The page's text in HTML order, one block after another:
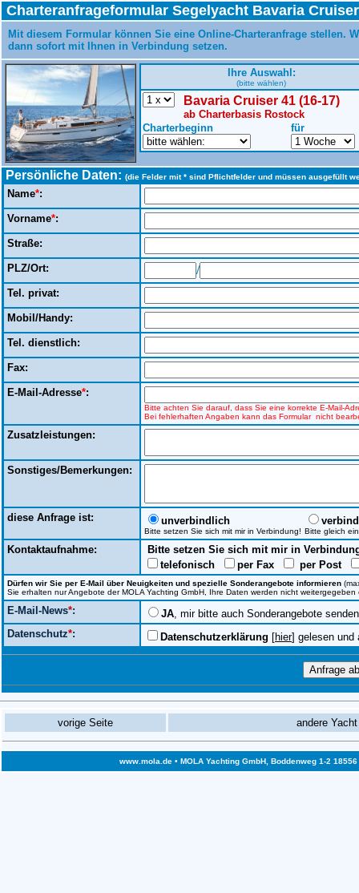
Charteranfrageformular Segelyacht Bavaria
Mit diesem Formular können Sie eine Online-Charteranfrage
dann sofort mit Ihnen in Verbindung setzen.
Ihre Auswahl:
(bitte wählen)
Bavaria Cruiser 41 (16-17)
ab Charterbasis Rostock
Charterbeginn
für
Persönliche Daten: (die Felder mit * sind Pflichtfelder und müssen ausgefüllt
Name*:
Vorname*:
Straße:
PLZ/Ort: /
Tel. privat:
Mobil/Handy:
Tel. dienstlich:
Fax:
E-Mail-Adresse*:
Bitte achten Sie darauf, dass Sie eine korrekte E-Mail-
Bei fehlerhaften Angaben kann das Formular nicht
Zusatzleistungen:
Sonstiges/Bemerkungen:
diese Anfrage ist: unverbindlich
Bitte setzen Sie sich mit mir in Verbindung! Bitte gleich
Kontaktaufnahme:
Bitte setzen Sie sich mit mir in
telefonisch
per Fax per Post
Dürfen wir Sie per E-Mail über Neuigkeiten und spezielle Sonderangebote informieren
Sie erhalten nur Angebote der MOLA Yachting GmbH, Ihre Daten werden nicht
E-Mail-News*: JA, mir bitte auch Sonderangebote
Datenschutz*: Datenschutzerklärung [hier] gelesen und
vorige Seite andere
www.mola.de• MOLA Yachting GmbH, Boddenweg 1-2